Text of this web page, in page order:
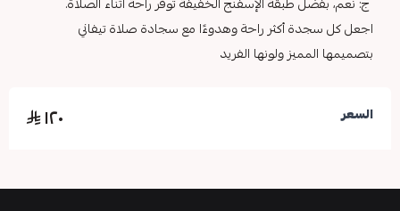
اجعل كل سجدة أكثر راحة وهدوءًا مع سجادة صلاة تيفاني
بتصميمها المميز ولونها الفريد
السعر ١٢٠